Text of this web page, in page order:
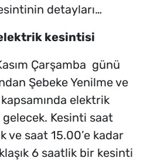
detayları…
kesintisi
Çarşamba günü
Şebeke Yenilme ve
kapsamında elektrik
Kesinti saat
ve saat 15.00’e kadar
6 saatlik bir kesinti